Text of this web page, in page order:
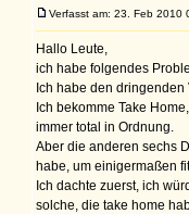
Verfasst am: 23. Feb 2010
Hallo Leute,
ich habe folgendes
Ich habe den
Ich bekomme Take
immer total in Ordnung.
Aber die anderen sechs
habe, um einigermaßen
Ich dachte zuerst, ich
solche, die take home